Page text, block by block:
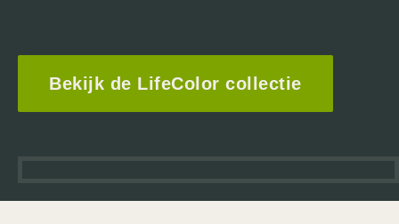
Bekijk de LifeColor collectie